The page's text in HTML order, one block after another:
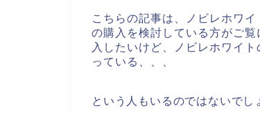
こちらの記事は、ノビレホワ
の購入を検討している方がご
入したいけど、ノビレホワイ
っている、、、
という人もいるのではないで